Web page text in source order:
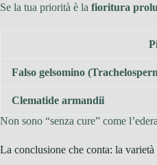
Se la tua priorità è la fioritura
Falso gelsomino
Clematide armandii
Non sono “senza cure” come
La conclusione che conta: la